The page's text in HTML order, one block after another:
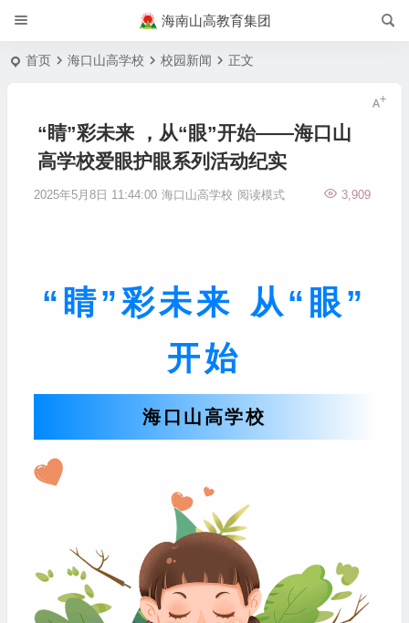
海南山高教育集团
首页 海口山高学校 校园新闻 正文
“睛”彩未来 ，从“眼”开始——海口山
高学校爱眼护眼系列活动纪实
2025年5月8日 11:44:00 海口山高学校 3,909
阅读模式
“睛”彩未来 从“眼”
开始
海口山高学校